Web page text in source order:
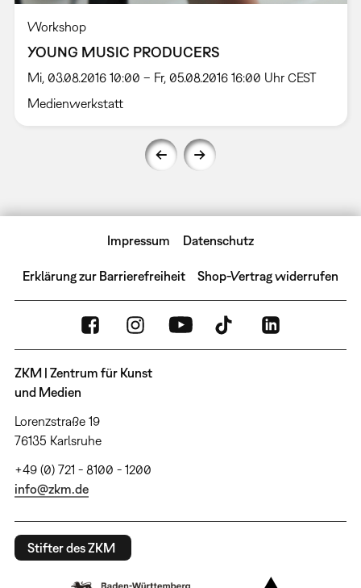
Workshop
YOUNG MUSIC PRODUCERS
Mi, 03.08.2016 10:00 – Fr, 05.08.2016 16:00 Uhr CEST
Medienwerkstatt
Impressum Datenschutz
Erklärung zur Barrierefreiheit Shop-Vertrag widerrufen
ZKM | Zentrum für Kunst
und Medien
Lorenzstraße 19
76135 Karlsruhe
+49 (0) 721 - 8100 - 1200
info@zkm.de
Stifter des ZKM